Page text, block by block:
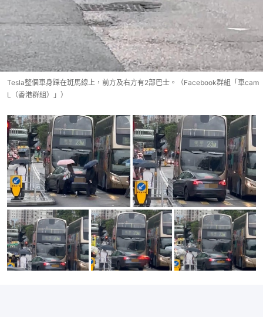
Tesla整個車身踩在斑馬線上，前方及右方有2部巴士。（Facebook群組「車cam
L（香港群組）」）